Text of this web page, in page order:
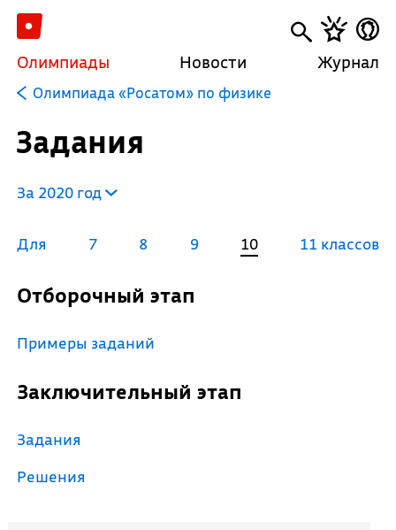
Олимпиады Новости Журнал
Олимпиада «Росатом» по физике
Задания
За 2020 год
Для 7 8 9 10 11 классов
Отборочный этап
Примеры заданий
Заключительный этап
Задания
Решения